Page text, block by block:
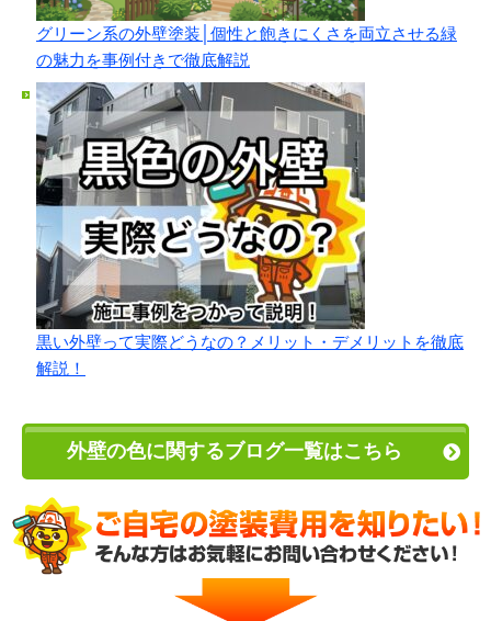
グリーン系の外壁塗装│個性と飽きにくさを両立させる緑
の魅力を事例付きで徹底解説
黒い外壁って実際どうなの？メリット・デメリットを徹底
解説！
外壁の色に関するブログ一覧はこちら